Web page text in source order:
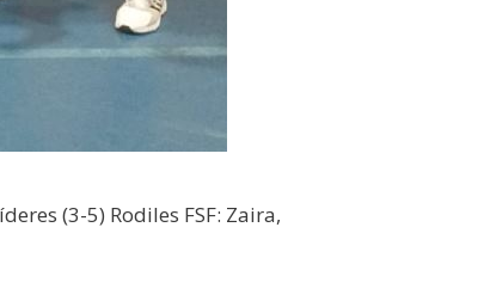
(3-5) Rodiles FSF: Zaira,